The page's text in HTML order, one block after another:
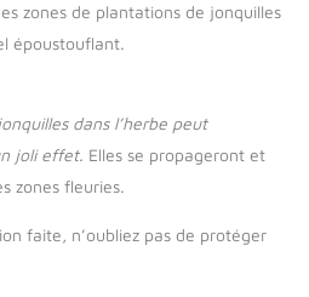
zones de plantations de jonquilles
époustouflant.
dans l’herbe peut
joli effet. Elles se propageront et
zones fleuries.
faite, n’oubliez pas de protéger